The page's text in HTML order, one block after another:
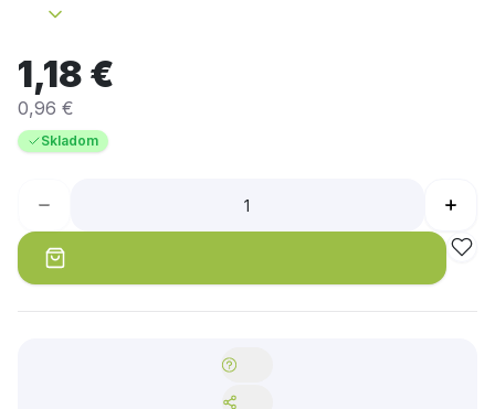
s vysokým obsahom vlákniny.
1,18 €
0,96 €
Skladom